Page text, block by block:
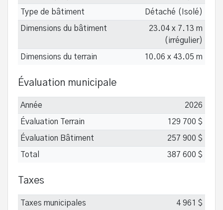
Type de bâtiment Détaché (Isolé)
Dimensions du bâtiment
23.04 x 7.13 m
(irrégulier)
Dimensions du terrain 10.06 x 43.05 m
Évaluation municipale
Année 2026
Évaluation Terrain 129 700 $
Évaluation Bâtiment 257 900 $
Total 387 600 $
Taxes
Taxes municipales
4 961 $